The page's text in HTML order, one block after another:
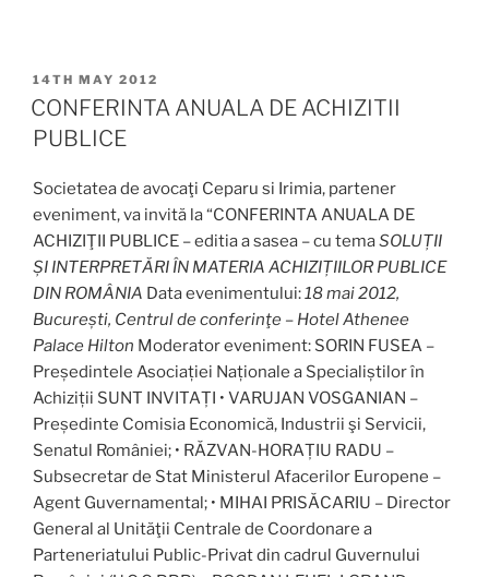
POSTED
ON
14TH MAY 2012
CONFERINTA ANUALA DE ACHIZITII
PUBLICE
Societatea de avocaţi Ceparu si Irimia, partener
eveniment, va invită la “CONFERINTA ANUALA DE
ACHIZIŢII PUBLICE – editia a sasea – cu temaSOLUȚII
ȘI INTERPRETĂRI ÎN MATERIA ACHIZIȚIILOR PUBLICE
DIN ROMÂNIA Data evenimentului:18 mai 2012,
București, Centrul de conferinţe – Hotel Athenee
Palace Hilton Moderator eveniment: SORIN FUSEA –
Președintele Asociației Naționale a Specialiștilor în
Achiziții SUNT INVITAȚI • VARUJAN VOSGANIAN –
Președinte Comisia Economică, Industrii şi Servicii,
Senatul României; • RĂZVAN-HORAȚIU RADU –
Subsecretar de Stat Ministerul Afacerilor Europene –
Agent Guvernamental; • MIHAI PRISĂCARIU – Director
General al Unităţii Centrale de Coordonare a
Parteneriatului Public-Privat din cadrul Guvernului